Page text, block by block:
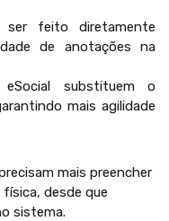
feito diretamente
de anotações na
substituem o
mais agilidade
mais preencher
desde que
sistema.